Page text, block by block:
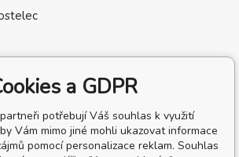
a GDPR
potřebují Váš souhlas k využití
Vám mimo jiné mohli ukazovat informace
pomocí personalizace reklam. Souhlas